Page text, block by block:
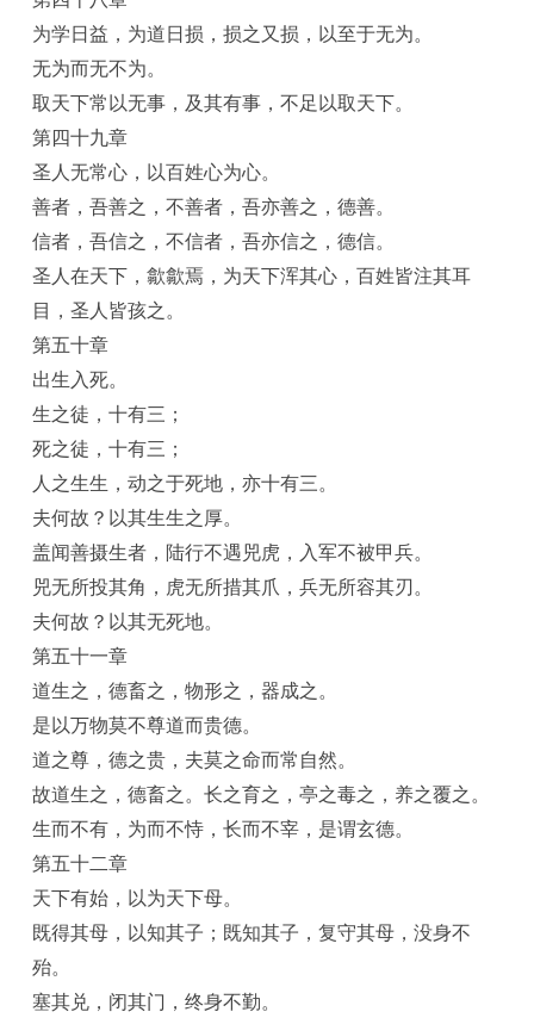
为学日益，为道日损，损之又损，以至于无为。
无为而无不为。
取天下常以无事，及其有事，不足以取天下。
第四十九章
圣人无常心，以百姓心为心。
善者，吾善之，不善者，吾亦善之，德善。
信者，吾信之，不信者，吾亦信之，德信。
圣人在天下，歙歙焉，为天下浑其心，百姓皆注其耳
目，圣人皆孩之。
第五十章
出生入死。
生之徒，十有三；
死之徒，十有三；
人之生生，动之于死地，亦十有三。
夫何故？以其生生之厚。
盖闻善摄生者，陆行不遇兕虎，入军不被甲兵。
兕无所投其角，虎无所措其爪，兵无所容其刃。
夫何故？以其无死地。
第五十一章
道生之，德畜之，物形之，器成之。
是以万物莫不尊道而贵德。
道之尊，德之贵，夫莫之命而常自然。
故道生之，德畜之。长之育之，亭之毒之，养之覆之。
生而不有，为而不恃，长而不宰，是谓玄德。
第五十二章
天下有始，以为天下母。
既得其母，以知其子；既知其子，复守其母，没身不
殆。
塞其兑，闭其门，终身不勤。